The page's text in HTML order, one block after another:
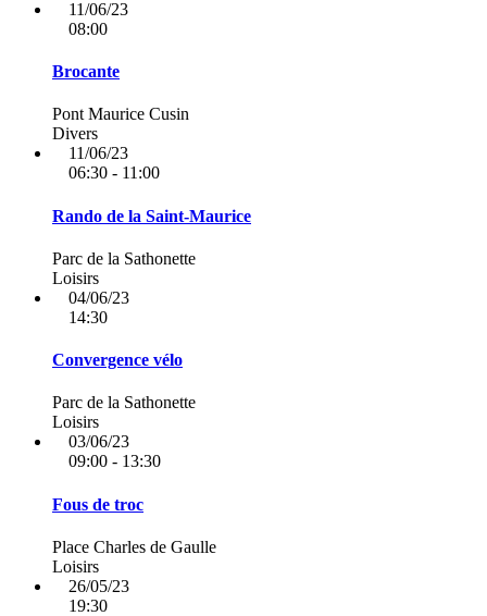
11/06/23
08:00
Brocante
Pont Maurice Cusin
Divers
11/06/23
06:30 - 11:00
Rando de la Saint-Maurice
Parc de la Sathonette
Loisirs
04/06/23
14:30
Convergence vélo
Parc de la Sathonette
Loisirs
03/06/23
09:00 - 13:30
Fous de troc
Place Charles de Gaulle
Loisirs
26/05/23
19:30